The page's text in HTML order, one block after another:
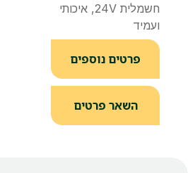
חשמלית 24V, איכותי
ועמיד
פרטים נוספים
השאר פרטים